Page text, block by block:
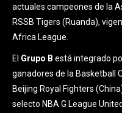
actuales campeones de la
RSSB Tigers (Ruanda),
Africa League.
El Grupo B está integrado
ganadores de la Basketball
Beijing Royal Fighters
selecto NBA G League